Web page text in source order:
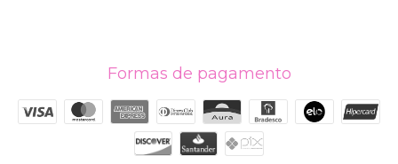
Formas de pagamento